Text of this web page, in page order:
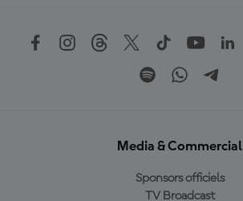
Media & Commercial
Sponsors officiels
TV Broadcast